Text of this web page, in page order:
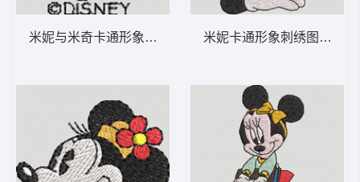
米妮与米奇卡通形象 米妮 49-DST格式米妮卡通形象刺绣图案 米